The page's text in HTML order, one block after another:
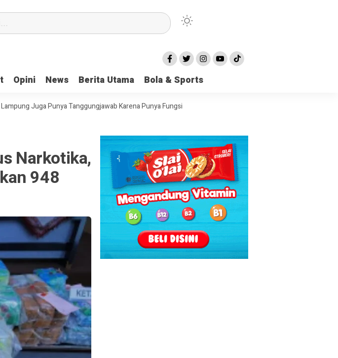
Opini News Berita Utama Bola & Sports
yang Bertentangan Soal Status Lahan
Tata Kelola Kearsipan, Waskita Karya Gandeng Lembaga ANRI
Juga Punya Tanggungjawab Karena Punya Fungsi
Narkotika,
948